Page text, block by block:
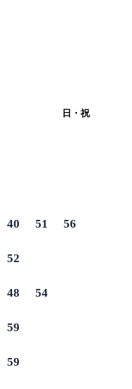
日・祝
40 51 56
52
48 54
59
59